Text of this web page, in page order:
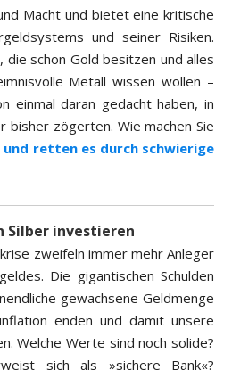
Macht und bietet eine kritische
und seiner Risiken.
die schon Gold besitzen und alles
Metall wissen wollen –
einmal daran gedacht haben, in
bisher zögerten. Wie machen Sie
und retten es durch schwierige
Silber investieren
zweifeln immer mehr Anleger
Die gigantischen Schulden
gewachsene Geldmenge
enden und damit unsere
Welche Werte sind noch solide?
sich als »sichere Bank«?